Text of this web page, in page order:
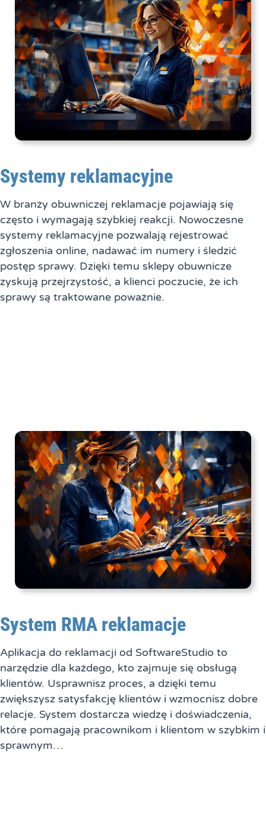
Systemy reklamacyjne
W branży obuwniczej reklamacje pojawiają się
często i wymagają szybkiej reakcji. Nowoczesne
systemy reklamacyjne pozwalają rejestrować
zgłoszenia online, nadawać im numery i śledzić
postęp sprawy. Dzięki temu sklepy obuwnicze
zyskują przejrzystość, a klienci poczucie, że ich
sprawy są traktowane poważnie.
System RMA reklamacje
Aplikacja do reklamacji od SoftwareStudio to
narzędzie dla każdego, kto zajmuje się obsługą
klientów. Usprawnisz proces, a dzięki temu
zwiększysz satysfakcję klientów i wzmocnisz dobre
relacje. System dostarcza wiedzę i doświadczenia,
które pomagają pracownikom i klientom w szybkim i
sprawnym…